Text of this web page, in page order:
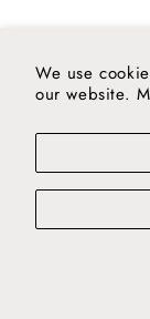
We use
our website.